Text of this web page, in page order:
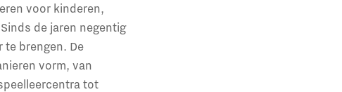
voor kinderen,
de jaren negentig
brengen. De
vorm, van
tot